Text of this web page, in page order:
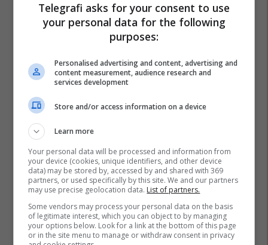
Telegrafi asks for your consent to use
your personal data for the following
purposes:
Personalised advertising and content, advertising and
content measurement, audience research and
services development
Store and/or access information on a device
Learn more
Your personal data will be processed and information from
your device (cookies, unique identifiers, and other device
data) may be stored by, accessed by and shared with 369
partners, or used specifically by this site. We and our partners
may use precise geolocation data. List of partners.
Some vendors may process your personal data on the basis
of legitimate interest, which you can object to by managing
your options below. Look for a link at the bottom of this page
or in the site menu to manage or withdraw consent in privacy